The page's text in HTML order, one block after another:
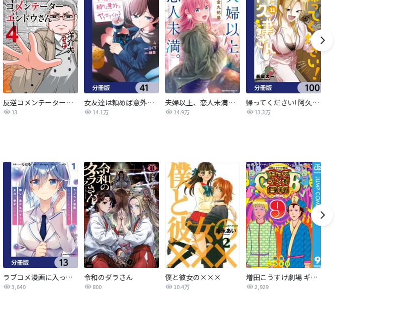
反逆コメンテーターエンドウさん
13
女友達は頼めば意外とヤらせてくれる【分冊版】
14.1万
夫婦以上、恋人未満。【分冊版】
14.9万
帰ってください! 阿久津さん【分冊版】
13.3万
ラブコメ漫画に入ってしまったので、推しの負けヒロインを全力で幸せにする【分冊版】
3,640
令和のダラさん
800
僕と彼女の×××
10.4万
増田こうすけ劇場 ギャグマンガ日和GB
2,929